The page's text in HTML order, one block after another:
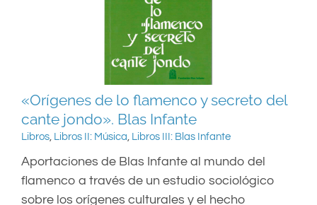
«Orígenes de lo flamenco y secreto del cante
jondo». Blas Infante
«Orígenes de lo flamenco y secreto del
cante jondo». Blas Infante
Libros, Libros II: Música, Libros III: Blas Infante
Aportaciones de Blas Infante al mundo del
flamenco a través de un estudio sociológico
sobre los orígenes culturales y el hecho